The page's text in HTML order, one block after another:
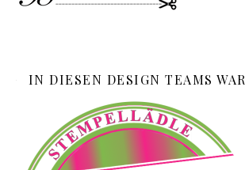
IN DIESEN DESIGN TEAMS